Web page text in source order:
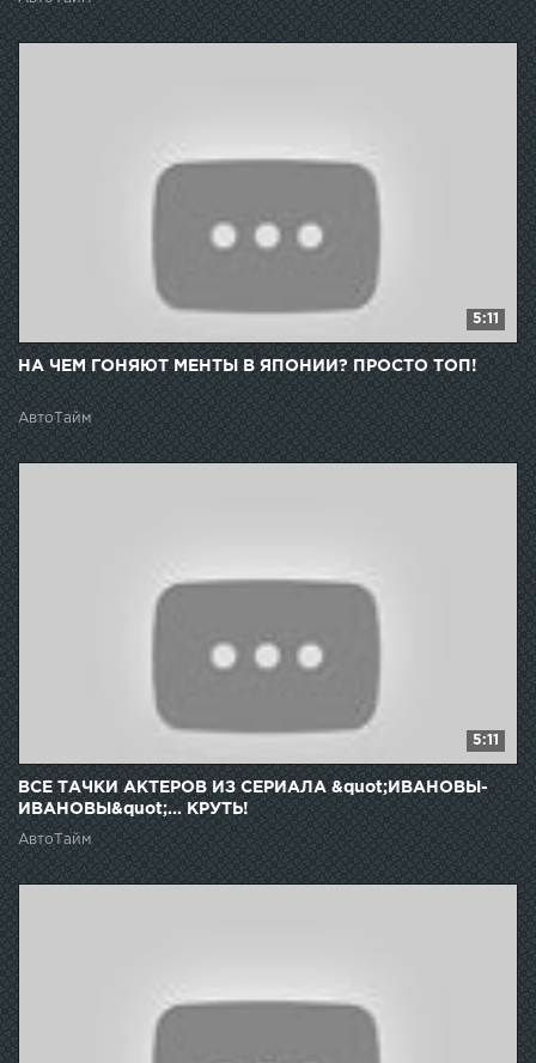
5:11
НА ЧЕМ ГОНЯЮТ МЕНТЫ В ЯПОНИИ? ПРОСТО ТОП!
АвтоТайм
5:11
ВСЕ ТАЧКИ АКТЕРОВ ИЗ СЕРИАЛА &quot;ИВАНОВЫ-
ИВАНОВЫ&quot;... КРУТЬ!
АвтоТайм